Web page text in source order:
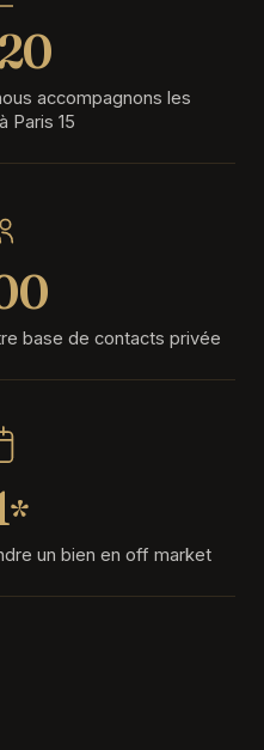
accompagnons les
Paris 15
base de contacts privée
*
un bien en off market